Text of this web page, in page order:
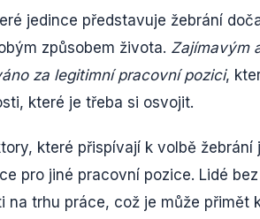
jedince představuje žebrání
způsobem života. Zajímavým
za legitimní pracovní pozici,
které je třeba si osvojit.
které přispívají k volbě
pro jiné pracovní pozice. Lidé
na trhu práce, což je může přimět